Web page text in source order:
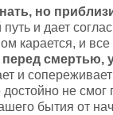
но
и дает
карается, и
перед смертью,
и
не
бытия от